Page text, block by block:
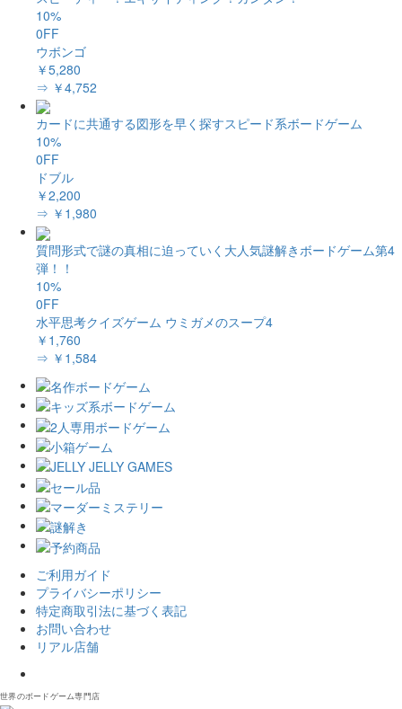
10%
0FF
ウボンゴ
￥5,280
⇒ ￥4,752
カードに共通する図形を早く探すスピード系ボードゲーム
10%
0FF
ドブル
￥2,200
⇒ ￥1,980
質問形式で謎の真相に迫っていく大人気謎解きボードゲーム第4
弾！！
10%
0FF
水平思考クイズゲーム ウミガメのスープ4
￥1,760
⇒ ￥1,584
ご利用ガイド
プライバシーポリシー
特定商取引法に基づく表記
お問い合わせ
リアル店舗
世界のボードゲーム専門店